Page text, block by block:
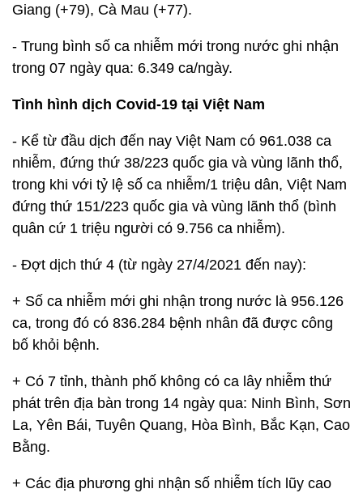
Giang (+79), Cà Mau (+77).
- Trung bình số ca nhiễm mới trong nước ghi nhận
trong 07 ngày qua: 6.349 ca/ngày.
Tình hình dịch Covid-19 tại Việt Nam
- Kể từ đầu dịch đến nay Việt Nam có 961.038 ca
nhiễm, đứng thứ 38/223 quốc gia và vùng lãnh thổ,
trong khi với tỷ lệ số ca nhiễm/1 triệu dân, Việt Nam
đứng thứ 151/223 quốc gia và vùng lãnh thổ (bình
quân cứ 1 triệu người có 9.756 ca nhiễm).
- Đợt dịch thứ 4 (từ ngày 27/4/2021 đến nay):
+ Số ca nhiễm mới ghi nhận trong nước là 956.126
ca, trong đó có 836.284 bệnh nhân đã được công
bố khỏi bệnh.
+ Có 7 tỉnh, thành phố không có ca lây nhiễm thứ
phát trên địa bàn trong 14 ngày qua: Ninh Bình, Sơn
La, Yên Bái, Tuyên Quang, Hòa Bình, Bắc Kạn, Cao
Bằng.
+ Các địa phương ghi nhận số nhiễm tích lũy cao